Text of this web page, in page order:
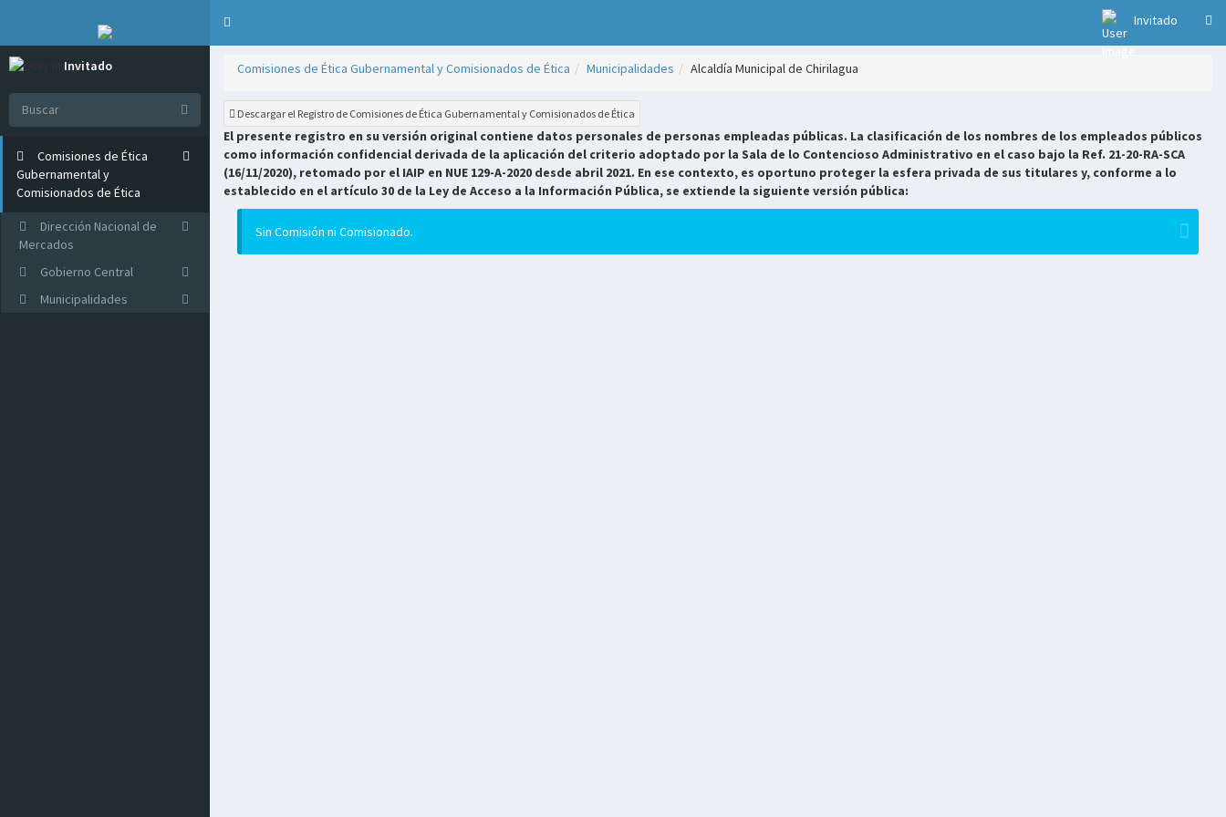
Invitado
Invitado
Comisiones de Ética
Gubernamental y
Comisionados de Ética
Dirección Nacional de
Mercados
Gobierno Central
Municipalidades
Comisiones de Ética Gubernamental y Comisionados de Ética Municipalidades Alcaldía Municipal de Chirilagua
Descargar el Registro de Comisiones de Ética Gubernamental y Comisionados de Ética
El presente registro en su versión original contiene datos personales de personas empleadas públicas. La clasificación de los nombres de los empleados públicos
como información confidencial derivada de la aplicación del criterio adoptado por la Sala de lo Contencioso Administrativo en el caso bajo la Ref. 21-20-RA-SCA
(16/11/2020), retomado por el IAIP en NUE 129-A-2020 desde abril 2021. En ese contexto, es oportuno proteger la esfera privada de sus titulares y, conforme a lo
establecido en el artículo 30 de la Ley de Acceso a la Información Pública, se extiende la siguiente versión pública:
Sin Comisión ni Comisionado.